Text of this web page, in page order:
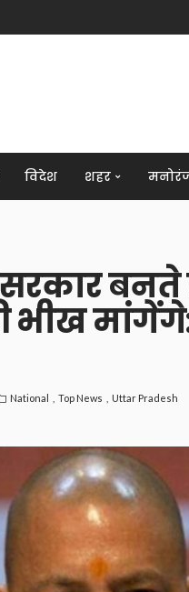
विदेश शहर
बनते
National Top News Uttar Pradesh